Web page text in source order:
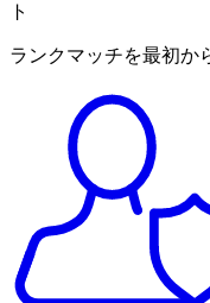
ト
ランクマッチを最初か